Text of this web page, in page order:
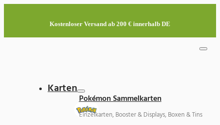
Kostenloser Versand ab 200 € innerhalb DE
Karten
Pokémon Sammelkarten
Einzelkarten, Booster & Displays, Boxen & Tins